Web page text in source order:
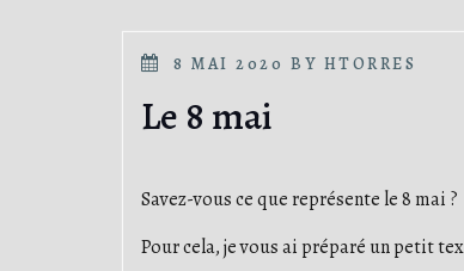
POSTED
8 MAI 2020 BY HTORRES
Le 8 mai
Savez-vous ce que représente le 8 mai ?
Pour cela, je vous ai préparé un petit